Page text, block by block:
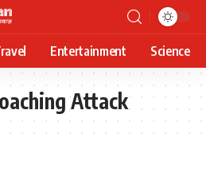
Entertainment Science
Attack